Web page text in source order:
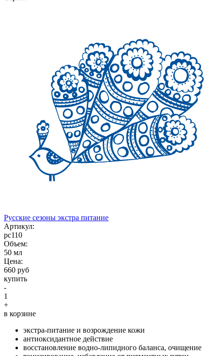
Русские сезоны экстра питание
Aртикул:
рс110
Объем:
50 мл
Цена:
660 руб
купить
-
1
+
в корзине
экстра-питание и возрождение кожи
антиоксидантное действие
восстановление водно-липидного баланса, очищение